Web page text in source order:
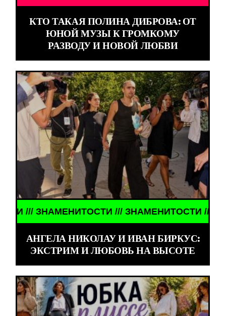
КТО ТАКАЯ ПОЛИНА ДИБРОВА: ОТ
ЮНОЙ МУЗЫ К ГРОМКОМУ
РАЗВОДУ И НОВОЙ ЛЮБВИ
/// ЗНАМЕНИТОСТИ ///
АНГЕЛА НИКОЛАУ И ИВАН БИРКУС:
ЭКСТРИМ И ЛЮБОВЬ НА ВЫСОТЕ